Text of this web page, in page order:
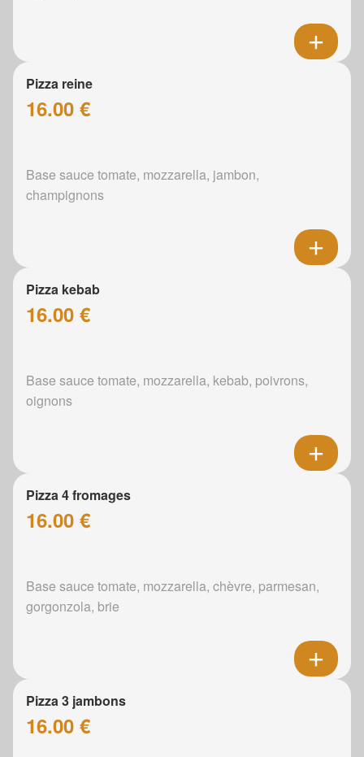
Pizza reine
16.00 €
Base sauce tomate, mozzarella, jambon,
champignons
Pizza kebab
16.00 €
Base sauce tomate, mozzarella, kebab, poivrons,
oignons
Pizza 4 fromages
16.00 €
Base sauce tomate, mozzarella, chèvre, parmesan,
gorgonzola, brie
Pizza 3 jambons
16.00 €